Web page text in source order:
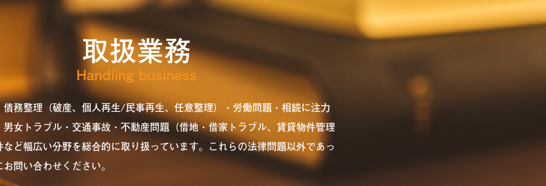
取扱業務
Handling business
務整理（破産、個人再生/民事再生、任意整理）・労働問題・相続に注力
女トラブル・交通事故・不動産問題（借地・借家トラブル、賃貸物件管理
ど幅広い分野を総合的に取り扱っています。これらの法律問題以外であっ
問い合わせください。